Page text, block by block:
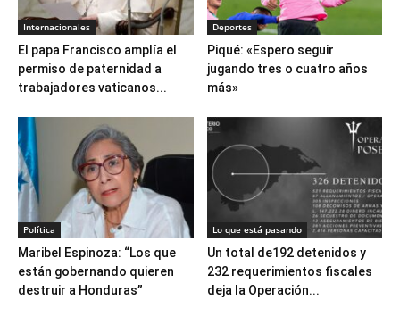
Internacionales
El papa Francisco amplía el
permiso de paternidad a
trabajadores vaticanos...
Deportes
Piqué: «Espero seguir
jugando tres o cuatro años
más»
Política
Maribel Espinoza: “Los que
están gobernando quieren
destruir a Honduras”
Lo que está pasando
Un total de192 detenidos y
232 requerimientos fiscales
deja la Operación...